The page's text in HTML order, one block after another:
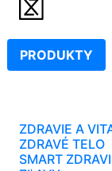
PRODUKTY
ZDRAVIE A
ZDRAVÉ TELO
SMART